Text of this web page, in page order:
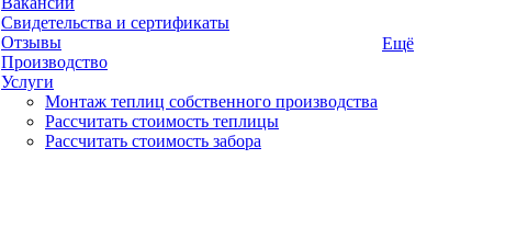
Свидетельства и сертификаты
Отзывы
Производство
Услуги
Монтаж теплиц собственного производства
Рассчитать стоимость теплицы
Рассчитать стоимость забора
Ещё